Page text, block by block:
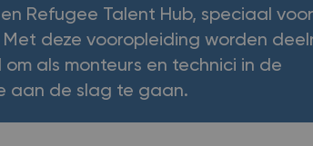
en Refugee Talent Hub, speciaal voor
deze vooropleiding worden
als monteurs en technici in de
aan de slag te gaan.